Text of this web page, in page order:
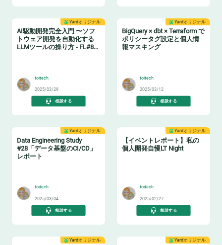
Yardオリジナル
AI駆動開発完全入門 〜ソフ
トウェア開発を自動化する
LLMツールの操り方 - FL#87
toitech
2025/03/29
相談する
Yardオリジナル
BigQuery × dbt × Terraform で
ポリシータグ設定と個人情
報マスキング
toitech
2025/03/12
相談する
Yardオリジナル
Data Engineering Study
#28「データ基盤のCI/CD」
レポート
toitech
2025/03/04
相談する
Yardオリジナル
【イベントレポート】私の
個人開発自慢LT Night
toitech
2025/02/27
相談する
Yardオリジナル Yardオリジナル